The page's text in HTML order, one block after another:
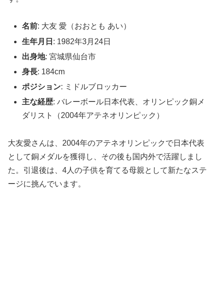
名前: 大友 愛（おおとも あい）
生年月日 : 1982年3月24日
出身地: 宮城県仙台市
身長: 184cm
ポジション: ミドルブロッカー
主な経歴: バレーボール日本代表、オリンピック銅メ
ダリスト（2004年アテネオリンピック）
大友愛さんは、2004年のアテネオリンピックで日本代表
として銅メダルを獲得し、その後も国内外で活躍しまし
た。引退後は、4人の子供を育てる母親として新たなステ
ージに挑んでいます。